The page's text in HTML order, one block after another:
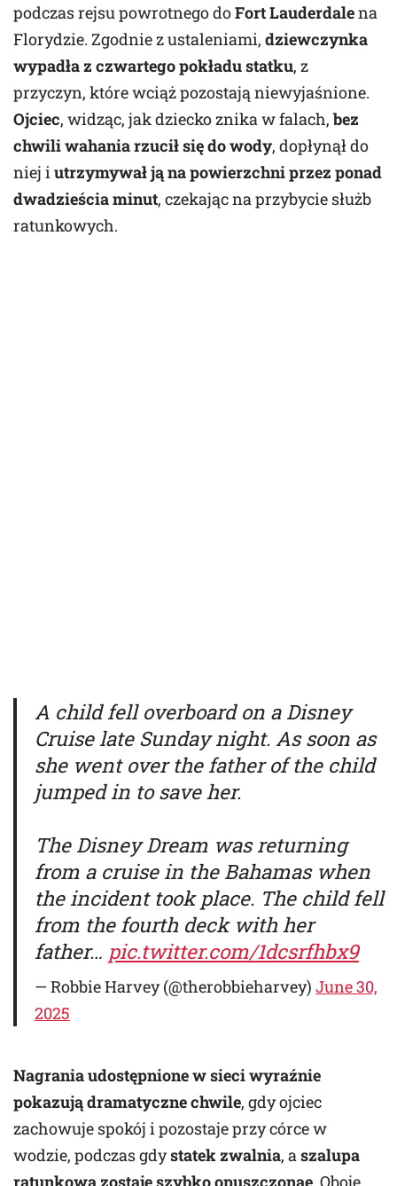
podczas rejsu powrotnego doFort Lauderdalena
Florydzie. Zgodnie z ustaleniami, dziewczynka
wypadła z czwartego pokładu statku, z
przyczyn, które wciąż pozostają niewyjaśnione.
Ojciec, widząc, jak dziecko znika w falach,bez
chwili wahania rzucił się do wody, dopłynął do
niej i utrzymywał ją na powierzchni przez ponad
dwadzieścia minut, czekając na przybycie służb
ratunkowych.
A child fell overboard on a Disney
Cruise late Sunday night. As soon as
she went over the father of the child
jumped in to save her.
The Disney Dream was returning
from a cruise in the Bahamas when
the incident took place. The child fell
from the fourth deck with her
father… pic.twitter.com/1dcsrfhbx9
— Robbie Harvey (@therobbieharvey) June 30,
2025
Nagrania udostępnione w sieci wyraźnie
pokazują dramatyczne chwile, gdy ojciec
zachowuje spokój i pozostaje przy córce w
wodzie, podczas gdystatek zwalnia, a szalupa
ratunkowa zostaje szybko opuszczonaę . Oboje